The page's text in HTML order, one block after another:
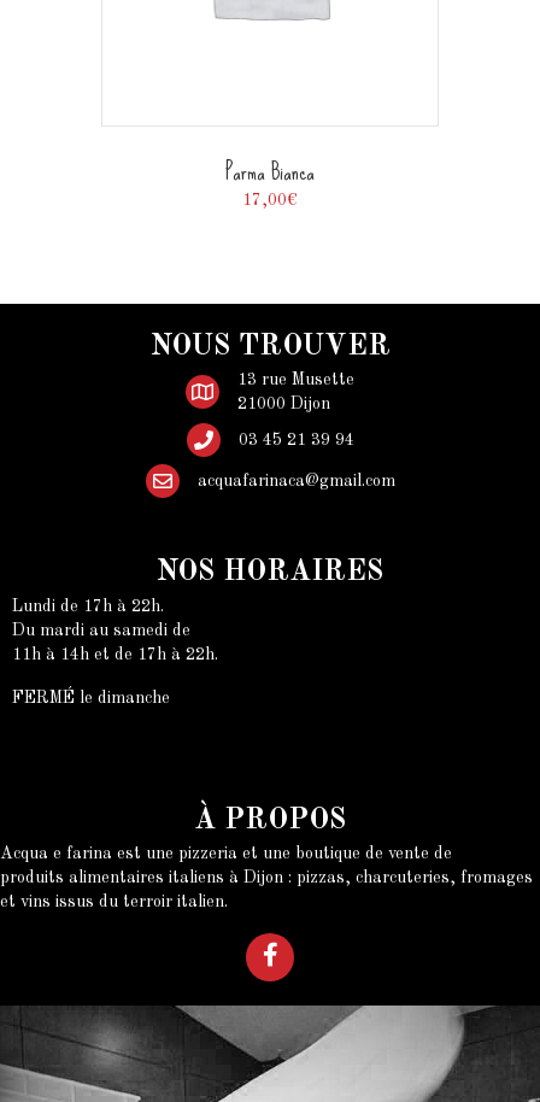
Parma Bianca
17,00€
NOUS TROUVER
13 rue Musette
21000 Dijon
03 45 21 39 94
acquafarinaca@gmail.com
NOS HORAIRES
Lundi de 17h à 22h.
Du mardi au samedi de
11h à 14h et de 17h à 22h.
FERMÉ le dimanche
À PROPOS
Acqua e farina est une pizzeria et une boutique de vente de
produits alimentaires italiens à Dijon : pizzas, charcuteries, fromages
et vins issus du terroir italien.